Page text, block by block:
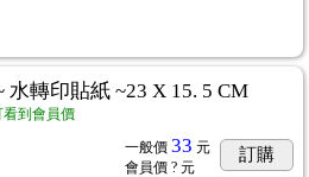
水轉印貼紙 ~23 X 15. 5 CM
看到會員價
一般價 33 元
會員價 ? 元
訂購